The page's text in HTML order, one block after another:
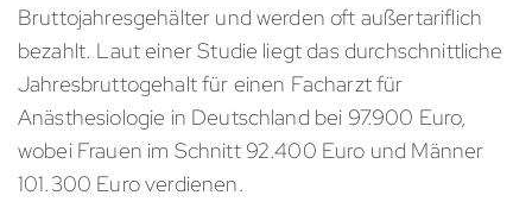
Bruttojahresgehälter und werden oft außertariflich
bezahlt. Laut einer Studie liegt das durchschnittliche
Jahresbruttogehalt für einen Facharzt für
Anästhesiologie in Deutschland bei 97.900 Euro,
wobei Frauen im Schnitt 92.400 Euro und Männer
101.300 Euro verdienen.